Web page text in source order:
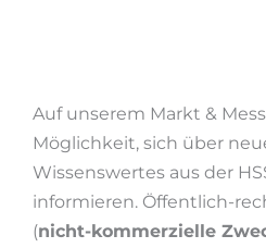
Auf unserem Markt &
Möglichkeit, sich über
Wissenswertes aus der
informieren. Öffentlich-
(nicht-kommerzielle